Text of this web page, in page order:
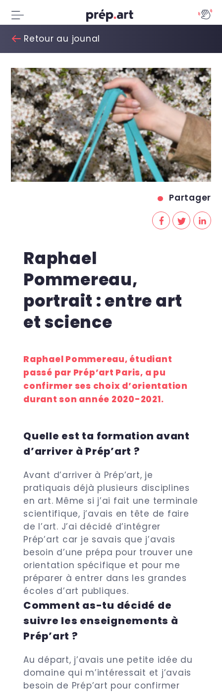
Retour au jounal
Partager
Raphael
Pommereau,
portrait : entre art
et science
Raphael Pommereau, étudiant
passé par Prép’art Paris, a pu
confirmer ses choix d’orientation
durant son année 2020-2021.
Quelle est ta formation avant
d’arriver à Prép’art ?
Avant d’arriver à Prép’art, je
pratiquais déjà plusieurs disciplines
en art. Même si j’ai fait une terminale
scientifique, j’avais en tête de faire
de l’art. J’ai décidé d’intégrer
Prép’art car je savais que j’avais
besoin d’une prépa pour trouver une
orientation spécifique et pour me
préparer à entrer dans les grandes
écoles d’art publiques.
Comment as-tu décidé de
suivre les enseignements à
Prép’art ?
Au départ, j’avais une petite idée du
domaine qui m’intéressait et j’avais
besoin de Prép’art pour confirmer